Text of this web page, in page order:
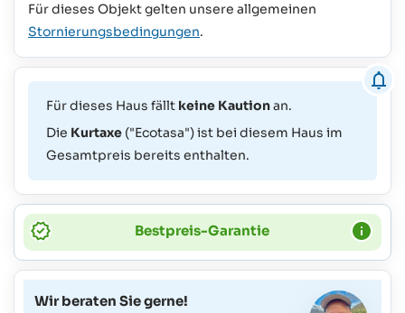
Für dieses Objekt gelten unsere allgemeinen
Stornierungsbedingungen.
Für dieses Haus fällt keine Kautionan.
Die Kurtaxe ("Ecotasa") ist bei diesem Haus im
Gesamtpreis bereits enthalten.
Bestpreis-Garantie
Wir beraten Sie gerne!